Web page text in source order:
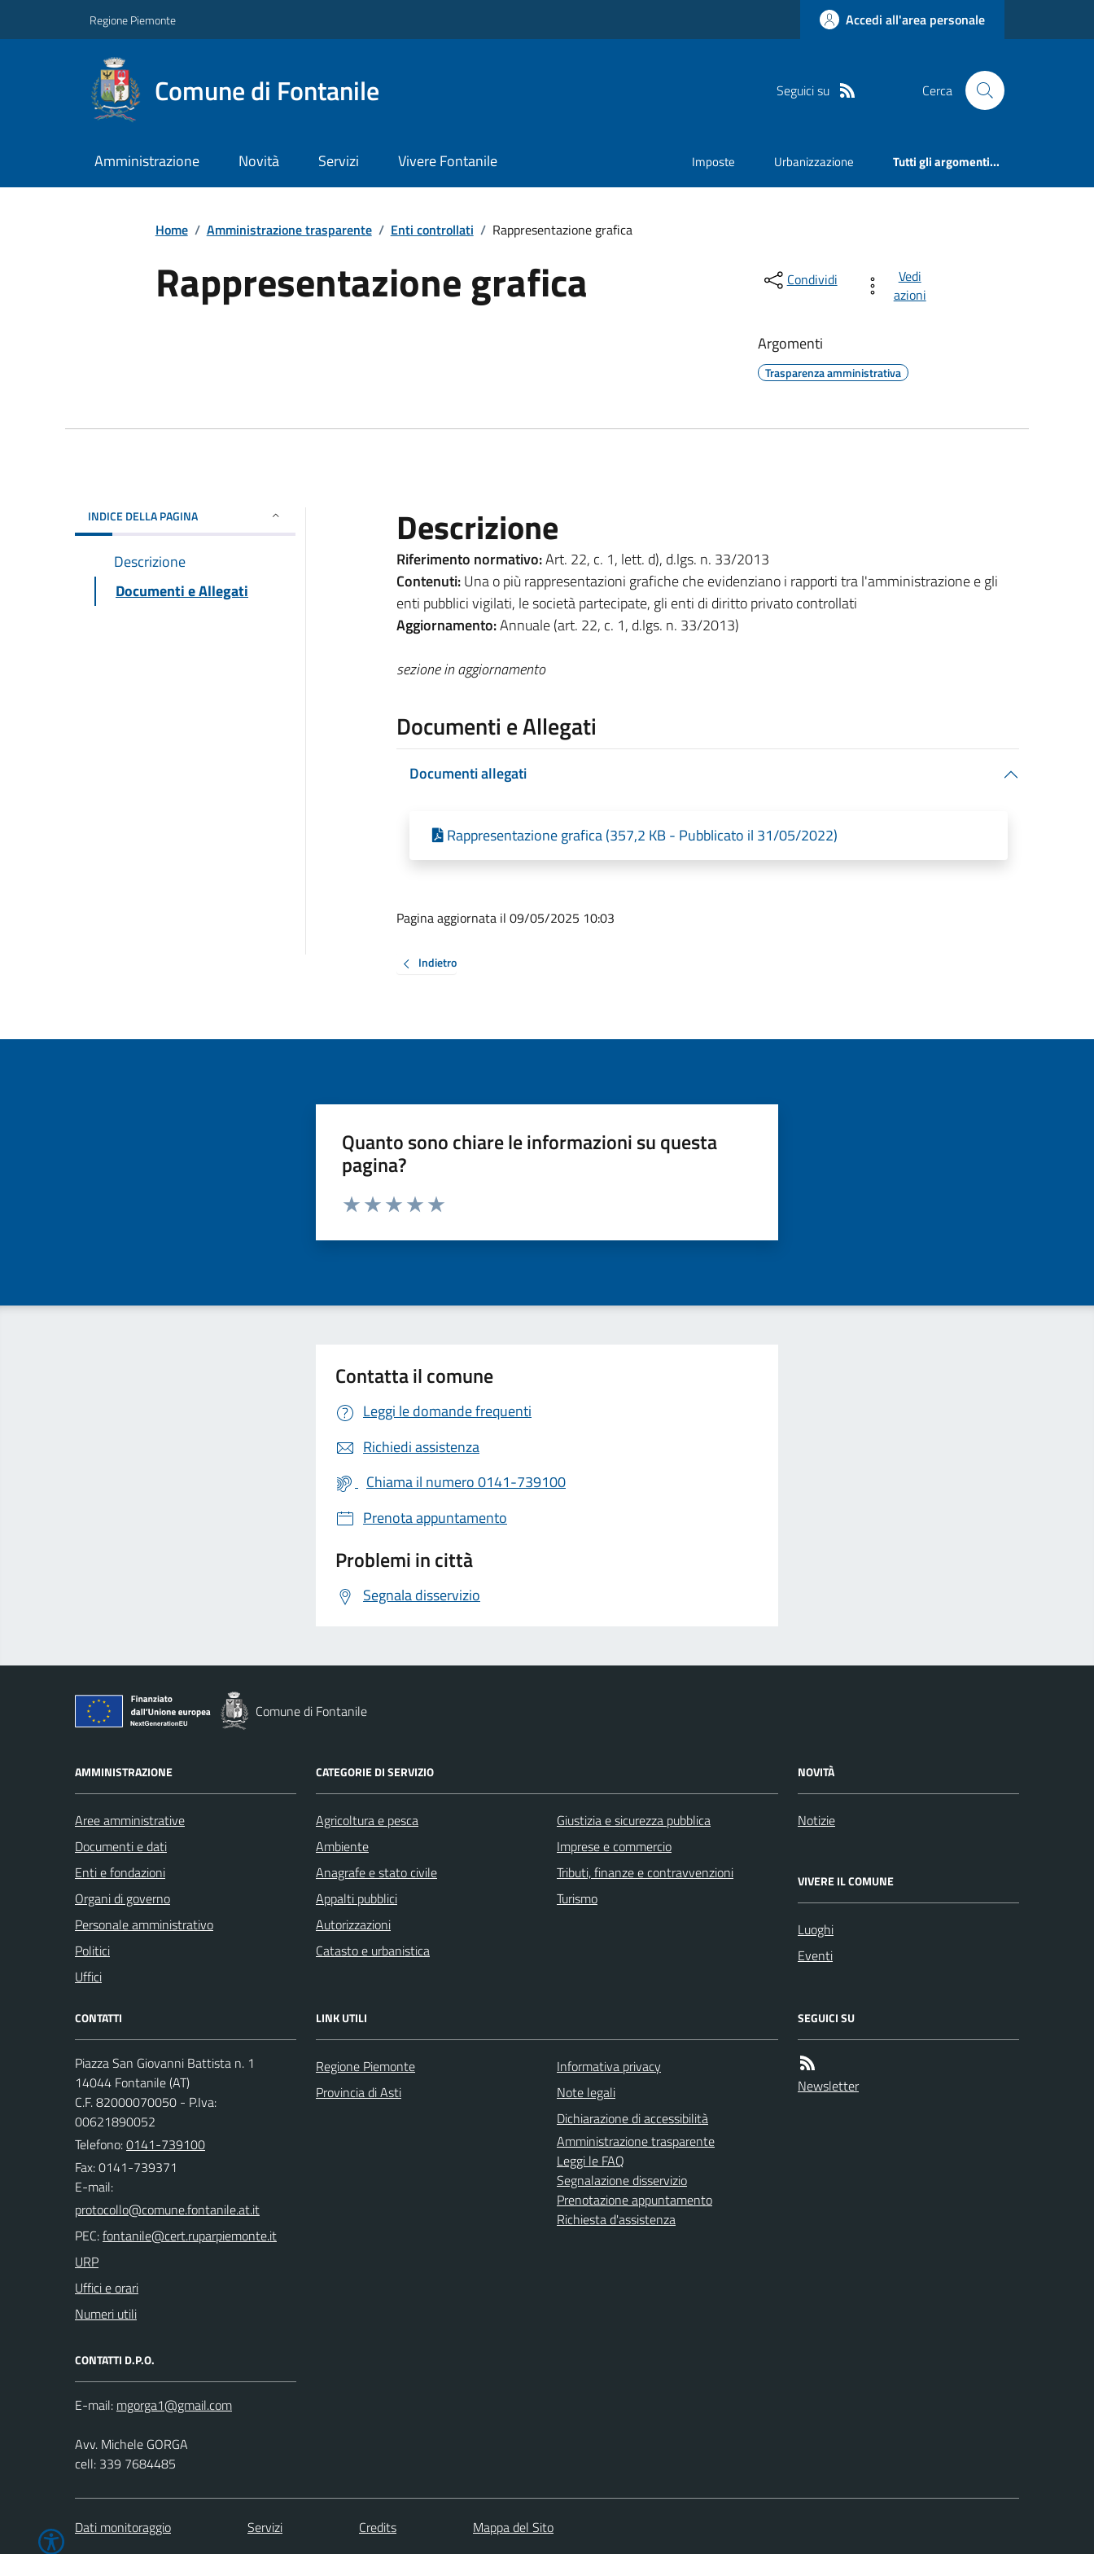
Regione Piemonte Accedi all'area personale
Comune di Fontanile Seguici su Cerca
Amministrazione Novità Servizi Vivere Fontanile Imposte Urbanizzazione Tutti gli argomenti...
Home / Amministrazione trasparente / Enti controllati / Rappresentazione grafica
Rappresentazione grafica Condividi
Vedi
azioni
Argomenti
Trasparenza amministrativa
INDICE DELLA PAGINA
Descrizione
Documenti e Allegati
Descrizione
Riferimento normativo:Art. 22, c. 1, lett. d), d.lgs. n. 33/2013
Contenuti:Una o più rappresentazioni grafiche che evidenziano i rapporti tra l'amministrazione e gli
enti pubblici vigilati, le società partecipate, gli enti di diritto privato controllati
Aggiornamento:Annuale (art. 22, c. 1, d.lgs. n. 33/2013)
sezione in aggiornamento
Documenti e Allegati
Documenti allegati
Rappresentazione grafica (357,2 KB - Pubblicato il 31/05/2022)
Pagina aggiornata il 09/05/2025 10:03
Indietro
Quanto sono chiare le informazioni su questa
pagina?
Valuta da 1 a 5 stelle la pagina
Contatta il comune
Leggi le domande frequenti
Richiedi assistenza
Chiama il numero 0141-739100
Prenota appuntamento
Problemi in città
Segnala disservizio
Comune di Fontanile
AMMINISTRAZIONE
Aree amministrative
Documenti e dati
Enti e fondazioni
Organi di governo
Personale amministrativo
Politici
Uffici
CATEGORIE DI SERVIZIO
Agricoltura e pesca
Ambiente
Anagrafe e stato civile
Appalti pubblici
Autorizzazioni
Catasto e urbanistica
Giustizia e sicurezza pubblica
Imprese e commercio
Tributi, finanze e contravvenzioni
Turismo
NOVITÀ
Notizie
VIVERE IL COMUNE
Luoghi
Eventi
CONTATTI
Piazza San Giovanni Battista n. 1
14044 Fontanile (AT)
C.F. 82000070050 - P.Iva:
00621890052
Telefono:0141-739100
Fax: 0141-739371
E-mail:
PEC:
URP
Uffici e orari
Numeri utili
CONTATTI D.P.O.
E-mail:
Avv. Michele GORGA
cell: 339 7684485
LINK UTILI
Regione Piemonte
Provincia di Asti
Informativa privacy
Note legali
Dichiarazione di accessibilità
Amministrazione trasparente
Leggi le FAQ
Segnalazione disservizio
Prenotazione appuntamento
Richiesta d'assistenza
SEGUICI SU
Newsletter
Dati monitoraggio Servizi Credits Mappa del Sito